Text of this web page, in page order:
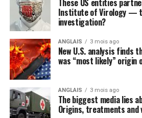
These US entities
Institute of Virology —
investigation?
ANGLAIS 3 mois ago
New U.S. analysis finds
was “most likely” origin
ANGLAIS 3 mois ago
The biggest media lies
Origins, treatments and